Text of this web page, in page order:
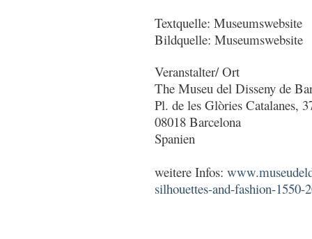
Textquelle: Museumswebsite
Bildquelle: Museumswebsite
Veranstalter/ Ort
The Museu del Disseny de
Pl. de les Glòries Catalanes,
08018 Barcelona
Spanien
weitere Infos:
silhouettes-and-fashion-1550-